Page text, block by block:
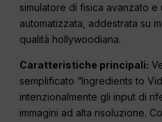
simulatore di fisica avanzato
automatizzata, addestrata su
qualità hollywoodiana.
Caratteristiche principali:
semplificato “Ingredients to
intenzionalmente gli input di
immagini ad alta risoluzione.